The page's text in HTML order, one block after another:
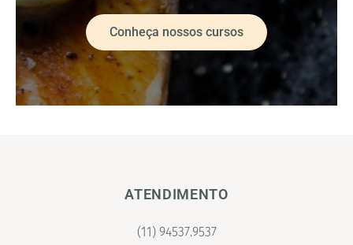
Conheça nossos cursos
ATENDIMENTO
(11) 94537.9537